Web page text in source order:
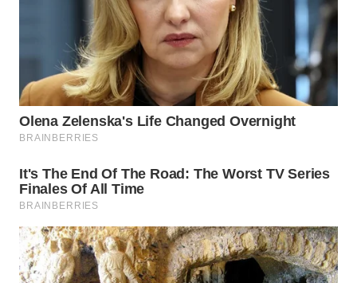
WN
TAPANULI
UTARA
SAMOSIR
WN
PADANG
LAWAS